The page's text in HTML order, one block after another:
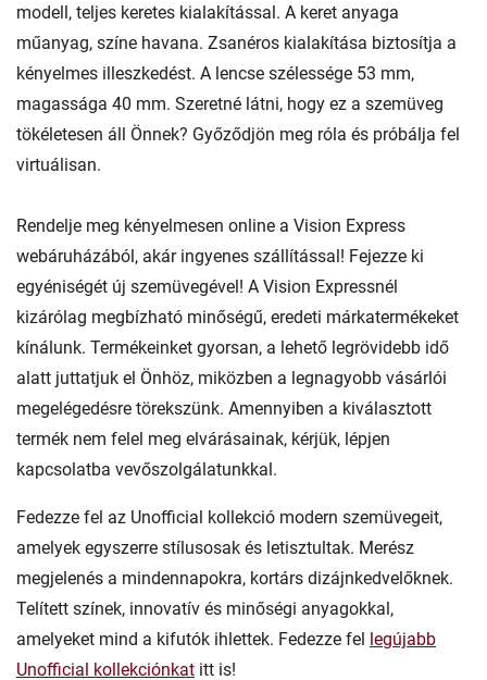
modell, teljes keretes kialakítással. A keret anyaga
műanyag, színe havana. Zsanéros kialakítása biztosítja a
kényelmes illeszkedést. A lencse szélessége 53 mm,
magassága 40 mm. Szeretné látni, hogy ez a szemüveg
tökéletesen áll Önnek? Győződjön meg róla és próbálja fel
virtuálisan.
Rendelje meg kényelmesen online a Vision Express
webáruházából, akár ingyenes szállítással! Fejezze ki
egyéniségét új szemüvegével! A Vision Expressnél
kizárólag megbízható minőségű, eredeti márkatermékeket
kínálunk. Termékeinket gyorsan, a lehető legrövidebb idő
alatt juttatjuk el Önhöz, miközben a legnagyobb vásárlói
megelégedésre törekszünk. Amennyiben a kiválasztott
termék nem felel meg elvárásainak, kérjük, lépjen
kapcsolatba vevőszolgálatunkkal.
Fedezze fel az Unofficial kollekció modern szemüvegeit,
amelyek egyszerre stílusosak és letisztultak. Merész
megjelenés a mindennapokra, kortárs dizájnkedvelőknek.
Telített színek, innovatív és minőségi anyagokkal,
amelyeket mind a kifutók ihlettek. Fedezze fel legújabb
Unofficial kollekciónkat itt is!